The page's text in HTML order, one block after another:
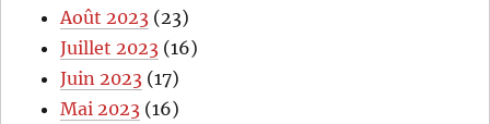
Août 2023 (23)
Juillet 2023 (16)
Juin 2023 (17)
Mai 2023 (16)